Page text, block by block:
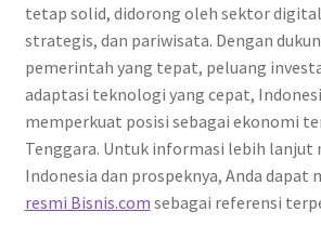
tetap solid, didorong oleh sektor
strategis, dan pariwisata. Dengan
pemerintah yang tepat, peluang
adaptasi teknologi yang cepat,
memperkuat posisi sebagai ekonomi
Tenggara. Untuk informasi lebih lanjut
Indonesia dan prospeknya, Anda dapat
resmi Bisnis.com sebagai referensi